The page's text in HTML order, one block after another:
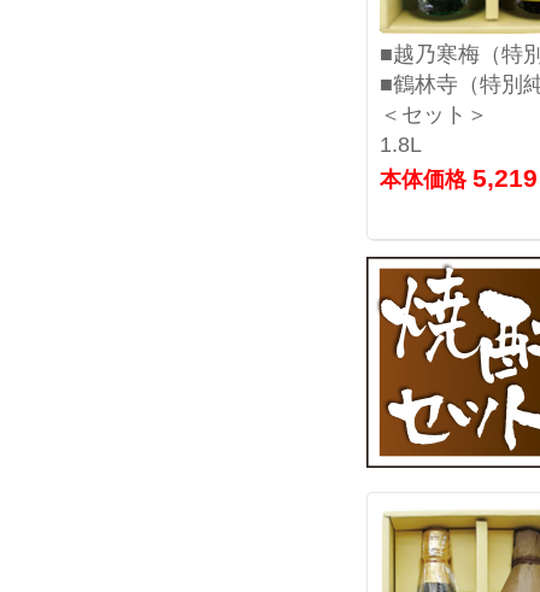
■越乃寒梅（特
■鶴林寺（特別
＜セット＞
1.8L
本体価格